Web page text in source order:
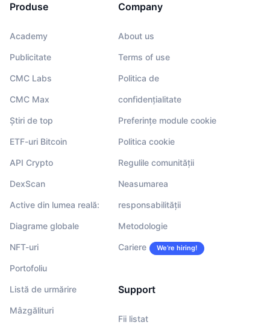
Produse
Academy
Publicitate
CMC Labs
CMC Max
Știri de top
ETF-uri Bitcoin
API Crypto
DexScan
Active din lumea reală:
Diagrame globale
NFT-uri
Portofoliu
Listă de urmărire
Mâzgălituri
Company
About us
Terms of use
Politica de
confidențialitate
Preferințe module cookie
Politica cookie
Regulile comunității
Neasumarea
responsabilității
Metodologie
Cariere We’re hiring!
Support
Fii listat